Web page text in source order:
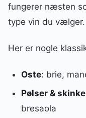
fungerer næsten
type vin du vælger.
Her er nogle
Oste: brie,
Pølser &
bresaola